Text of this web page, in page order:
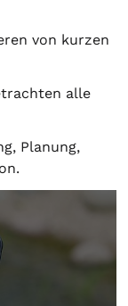
von kurzen
alle
, Planung,
.